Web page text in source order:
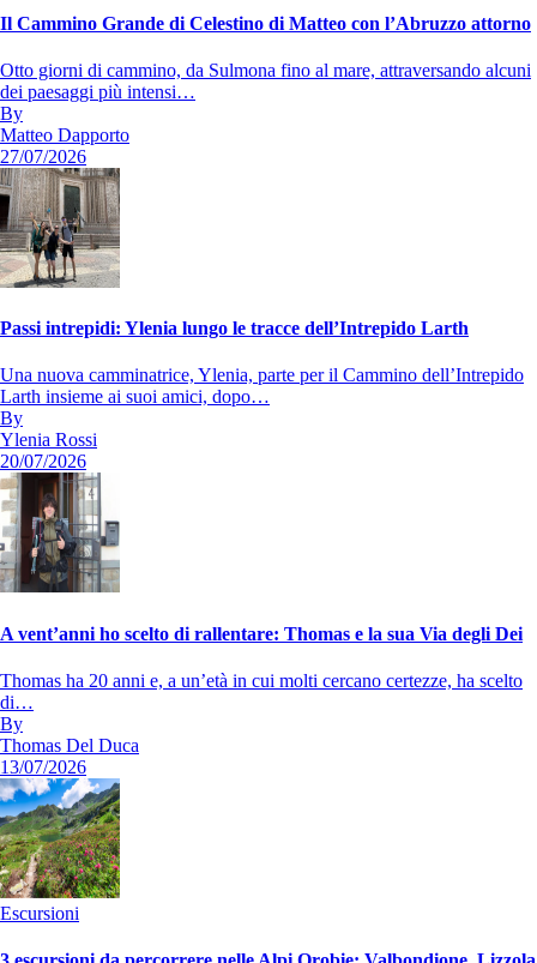
Il Cammino Grande di Celestino di Matteo con l’Abruzzo attorno
Otto giorni di cammino, da Sulmona fino al mare, attraversando alcuni
dei paesaggi più intensi…
By
Matteo Dapporto
27/07/2026
Passi intrepidi: Ylenia lungo le tracce dell’Intrepido Larth
Una nuova camminatrice, Ylenia, parte per il Cammino dell’Intrepido
Larth insieme ai suoi amici, dopo…
By
Ylenia Rossi
20/07/2026
A vent’anni ho scelto di rallentare: Thomas e la sua Via degli Dei
Thomas ha 20 anni e, a un’età in cui molti cercano certezze, ha scelto
di…
By
Thomas Del Duca
13/07/2026
Escursioni